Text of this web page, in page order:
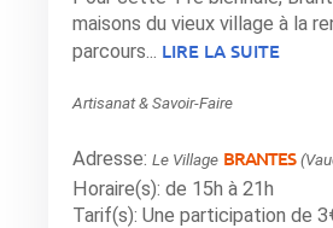
maisons du vieux village à la
parcours... LIRE LA SUITE
Artisanat & Savoir-Faire
Adresse: Le Village BRANTES
Horaire(s): de 15h à 21h
Tarif(s): Une participation de